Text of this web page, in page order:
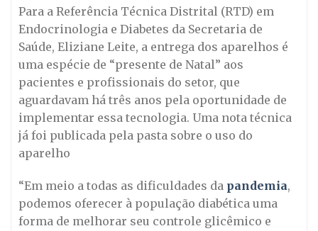
Para a Referência Técnica Distrital (RTD) em
Endocrinologia e Diabetes da Secretaria de
Saúde, Eliziane Leite, a entrega dos aparelhos é
uma espécie de “presente de Natal” aos
pacientes e profissionais do setor, que
aguardavam há três anos pela oportunidade de
implementar essa tecnologia. Uma nota técnica
já foi publicada pela pasta sobre o uso do
aparelho
“Em meio a todas as dificuldades da pandemia,
podemos oferecer à população diabética uma
forma de melhorar seu controle glicêmico e